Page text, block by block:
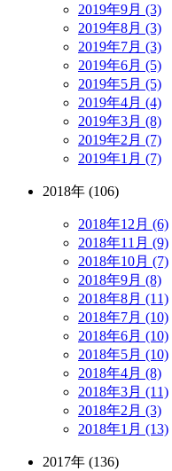
2019年9月 (3)
2019年8月 (3)
2019年7月 (3)
2019年6月 (5)
2019年5月 (5)
2019年4月 (4)
2019年3月 (8)
2019年2月 (7)
2019年1月 (7)
2018年 (106)
2018年12月 (6)
2018年11月 (9)
2018年10月 (7)
2018年9月 (8)
2018年8月 (11)
2018年7月 (10)
2018年6月 (10)
2018年5月 (10)
2018年4月 (8)
2018年3月 (11)
2018年2月 (3)
2018年1月 (13)
2017年 (136)